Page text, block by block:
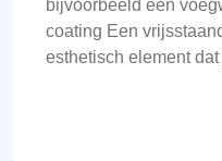
bijvoorbeeld een
coating Een
esthetisch element